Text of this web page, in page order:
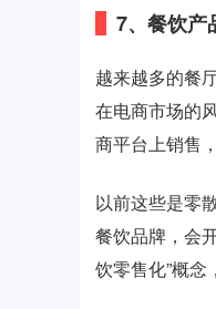
7、餐饮产
越来越多的餐
在电商市场的
商平台上销售
以前这些是零
餐饮品牌，会
饮零售化”概念